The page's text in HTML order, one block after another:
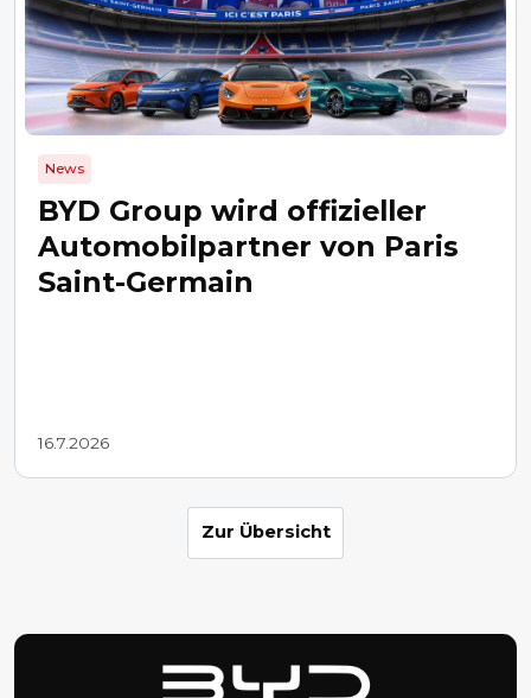
News
BYD Group wird offizieller
Automobilpartner von Paris
Saint-Germain
16.7.2026
Zur Übersicht